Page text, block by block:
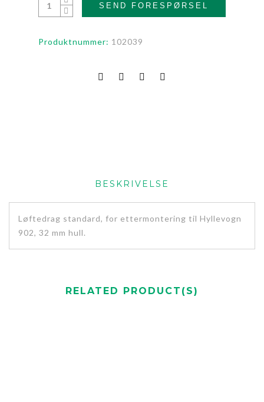
SEND FORESPØRSEL
Produktnummer: 102039
BESKRIVELSE
Løftedrag standard, for ettermontering til Hyllevogn
902, 32 mm hull.
RELATED PRODUCT(S)